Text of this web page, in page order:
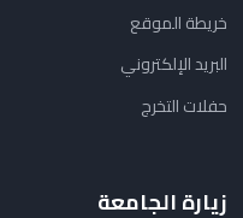
خريطة الموقع
البريد الإلكتروني
حفلات التخرج
زيارة الجامعة